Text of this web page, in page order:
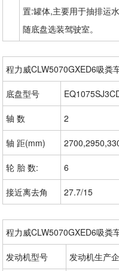
置:罐体,主要用于抽排运
随底盘选装驾驶室。
程力威CLW5070GXED6吸粪
底盘型号
轴 数 2
轴 距(mm)
轮 胎 数: 6
接近离去角 27.7/15
程力威CLW5070GXED6吸粪
发动机型号 发动机生产